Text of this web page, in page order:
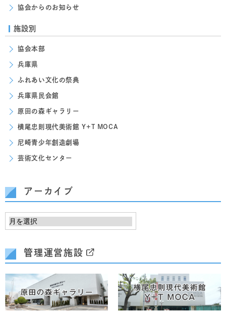
協会からのお知らせ
施設別
協会本部
兵庫県
ふれあい文化の祭典
兵庫県民会館
原田の森ギャラリー
横尾忠則現代美術館 Y+T MOCA
尼崎青少年創造劇場
芸術文化センター
アーカイブ
管理運営施設